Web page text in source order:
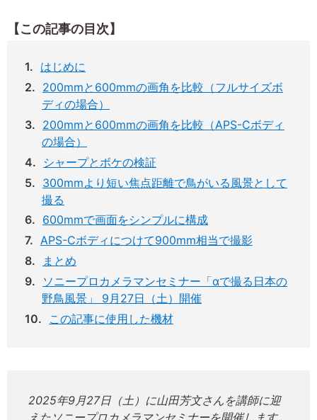
【この記事の目次】
はじめに
200mmと600mmの画角を比較（フルサイズボ
ディの場合）
200mmと600mmの画角を比較（APS-Cボディ
の場合）
シャープとボケの検証
300mmより短い焦点距離で鳥がいる風景として
撮る
600mmで画面をシンプルに構成
APS-Cボディにつけて900mm相当で撮影
まとめ
ソニープロカメラマンセミナー「αで撮る日本の
野鳥風景」 9月27日（土）開催
この記事に使用した機材
2025年9月27日（土）に山田芳文さんを講師に迎